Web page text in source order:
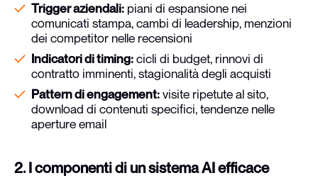
Trigger aziendali: piani di espansione nei
comunicati stampa, cambi di leadership, menzioni
dei competitor nelle recensioni
Indicatori di timing:cicli di budget, rinnovi di
contratto imminenti, stagionalità degli acquisti
Pattern di engagement:visite ripetute al sito,
download di contenuti specifici, tendenze nelle
aperture email
2. I componenti di un sistema AI efficace